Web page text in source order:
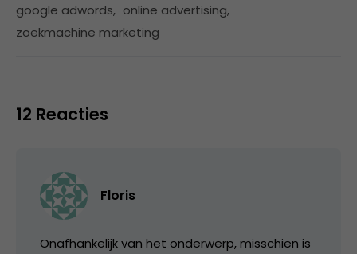
google adwords, online advertising,
zoekmachine marketing
12 Reacties
Floris
Onafhankelijk van het onderwerp, misschien is